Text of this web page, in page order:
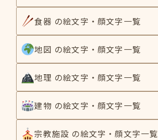
食器 の絵文字・顔文字一覧
地図 の絵文字・顔文字一覧
地理 の絵文字・顔文字一覧
建物 の絵文字・顔文字一覧
宗教施設 の絵文字・顔文字一覧